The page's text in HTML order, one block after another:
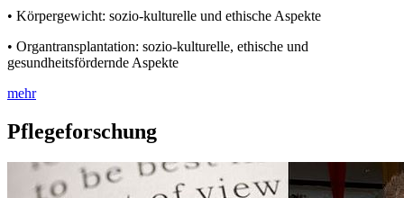
• Körpergewicht: sozio-kulturelle und ethische Aspekte
• Organtransplantation: sozio-kulturelle, ethische und
gesundheitsfördernde Aspekte
mehr
Pflegeforschung